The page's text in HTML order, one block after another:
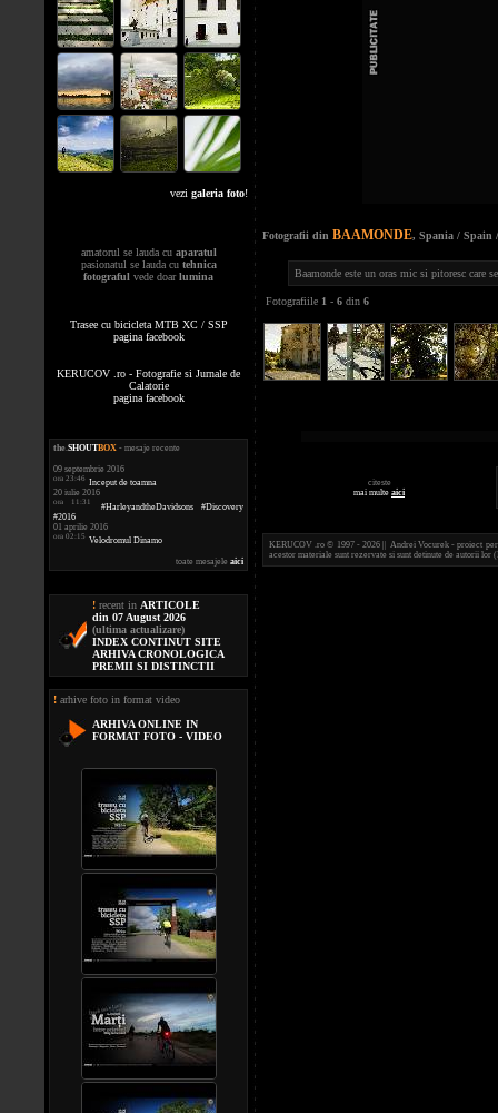
vezi galeria foto!
amatorul se lauda cu aparatul
pasionatul se lauda cu tehnica
fotograful vede doarlumina
Trasee cu bicicleta MTB XC / SSP
pagina facebook
KERUCOV .ro - Fotografie si Jurnale de
Calatorie
pagina facebook
the.SHOUTBOX - mesaje recente
09 septembrie 2016
ora 23:46 Inceput de toamna
20 iulie 2016
ora 11:31
#HarleyandtheDavidsons #Discovery
#2016
01 aprilie 2016
ora 02:15 Velodromul Dinamo
toate mesajele aici
! recent in ARTICOLE
din 07 August 2026
(ultima actualizare)
INDEX CONTINUT SITE
ARHIVA CRONOLOGICA
PREMII SI DISTINCTII
! arhive foto in format video
ARHIVA ONLINE IN
FORMAT FOTO - VIDEO
Fotografii din BAAMONDE, Spania / Spain
Baamonde este un oras mic si pitoresc care
Fotografiile 1 - 6 din 6
citeste
mai multe aici
KERUCOV .ro © 1997 - 2026 || Andrei Vocurek - proiect
acestor materiale sunt rezervate si sunt detinute de autorii